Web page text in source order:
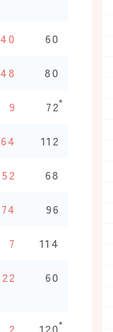
40 60
48 80
9 72*
64 112
52 68
74 96
7 114
22 60
*